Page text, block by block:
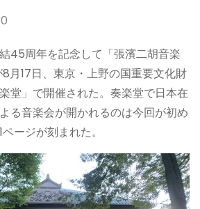
45周年を記念して「張濱二胡音楽
月17日、東京・上野の国重要文化財
堂」で開催された。奏楽堂で日本在
る音楽会が開かれるのは今回が初め
ージが刻まれた。